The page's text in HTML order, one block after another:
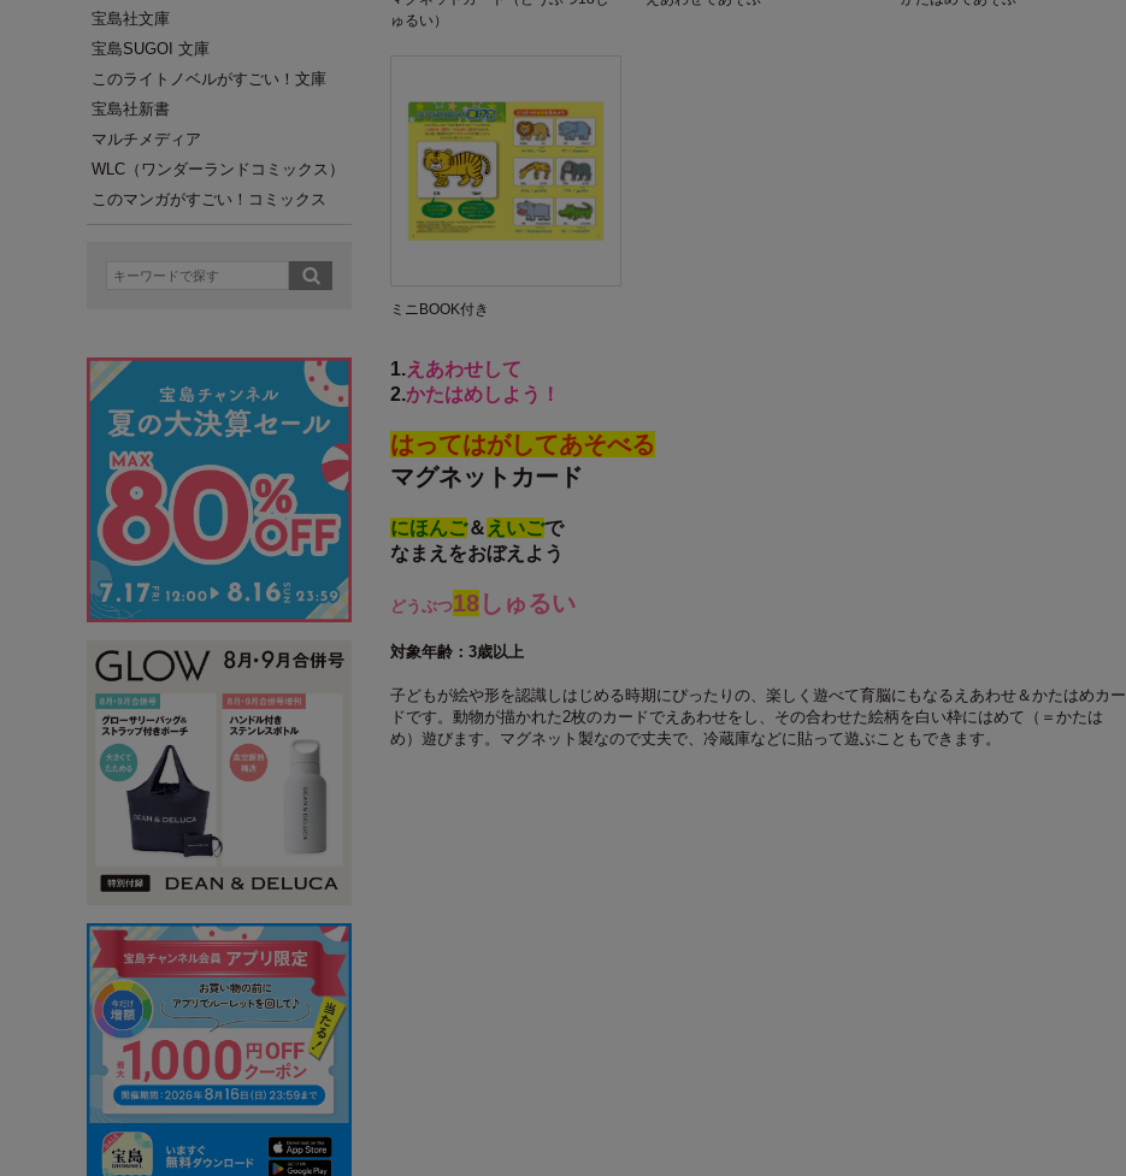
宝島社文庫
宝島SUGOI 文庫
このライトノベルがすごい！文庫
宝島社新書
マルチメディア
WLC（ワンダーランドコミックス）
このマンガがすごい！コミックス
ゅるい）
ミニBOOK付き
1.えあわせして
2.かたはめしよう！
はってはがしてあそべる
マグネットカード
にほんご＆ えいごで
なまえをおぼえよう
どうぶつ18 しゅるい
対象年齢：3歳以上
子どもが絵や形を認識しはじめる時期にぴったりの、楽しく遊べて育脳にもなるえあわせ＆かたはめカー
ドです。動物が描かれた2枚のカードでえあわせをし、その合わせた絵柄を白い枠にはめて（＝かたは
め）遊びます。マグネット製なので丈夫で、冷蔵庫などに貼って遊ぶこともできます。